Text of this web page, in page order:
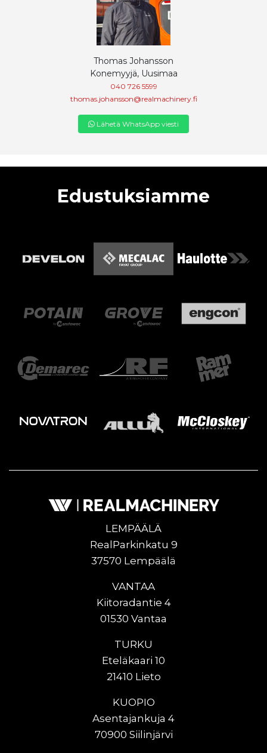
Thomas Johansson
Konemyyjä, Uusimaa
040 726 5599
thomas.johansson@realmachinery.fi
Lähetä WhatsApp viesti
Edustuksiamme
LEMPÄÄLÄ
RealParkinkatu 9
37570 Lempäälä
VANTAA
Kiitoradantie 4
01530 Vantaa
TURKU
Eteläkaari 10
21410 Lieto
KUOPIO
Asentajankuja 4
70900 Siilinjärvi